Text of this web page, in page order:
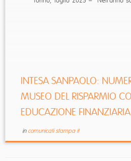
INTESA SANPAOLO:
MUSEO DEL RISPARMIO
EDUCAZIONE FINANZIARIA
in comunicati stampa it